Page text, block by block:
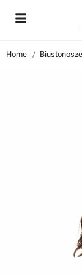
Reviews
Znajdź i
Home